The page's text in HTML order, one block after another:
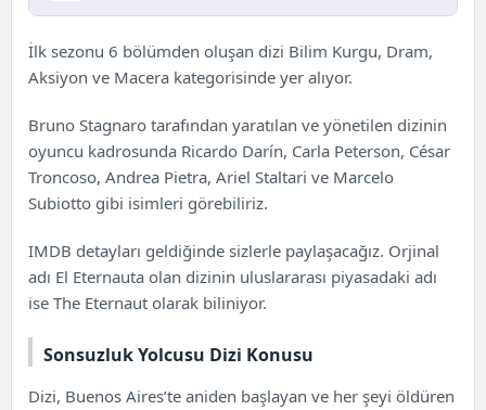
Sonsuzluk Yolcusu Dizisi Hakkında
Sonsuzluk Yolcusu Dizi Konusu
Sonsuzluk Yolcusu Teması
Sonsuzluk Yolcusu Tanıtım Fragmanı
İlk sezonu 6 bölümden oluşan dizi Bilim Kurgu, Dram,
Aksiyon ve Macera kategorisinde yer alıyor.
Bruno Stagnaro tarafından yaratılan ve yönetilen dizinin
oyuncu kadrosunda Ricardo Darín, Carla Peterson, César
Troncoso, Andrea Pietra, Ariel Staltari ve Marcelo
Subiotto gibi isimleri görebiliriz.
IMDB detayları geldiğinde sizlerle paylaşacağız. Orjinal
adı El Eternauta olan dizinin uluslararası piyasadaki adı
ise The Eternaut olarak biliniyor.
Sonsuzluk Yolcusu Dizi Konusu
Dizi, Buenos Aires’te aniden başlayan ve her şeyi öldüren